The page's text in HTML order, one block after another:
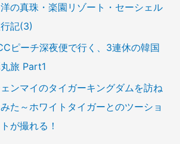
洋の真珠・楽園リゾート・セーシェル
記(3)
ピーチ深夜便で行く、3連休の韓国
旅 Part1
ンマイのタイガーキングダムを訪ね
た～ホワイトタイガーとのツーショ
が撮れる！